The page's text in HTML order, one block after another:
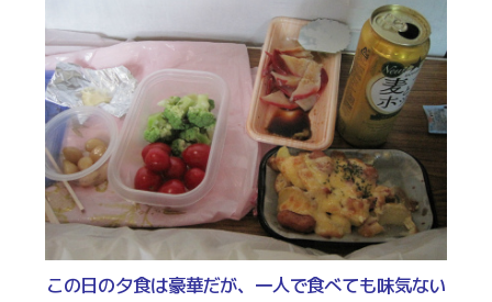
この日の夕食は豪華だが、一人で食べても味気ない